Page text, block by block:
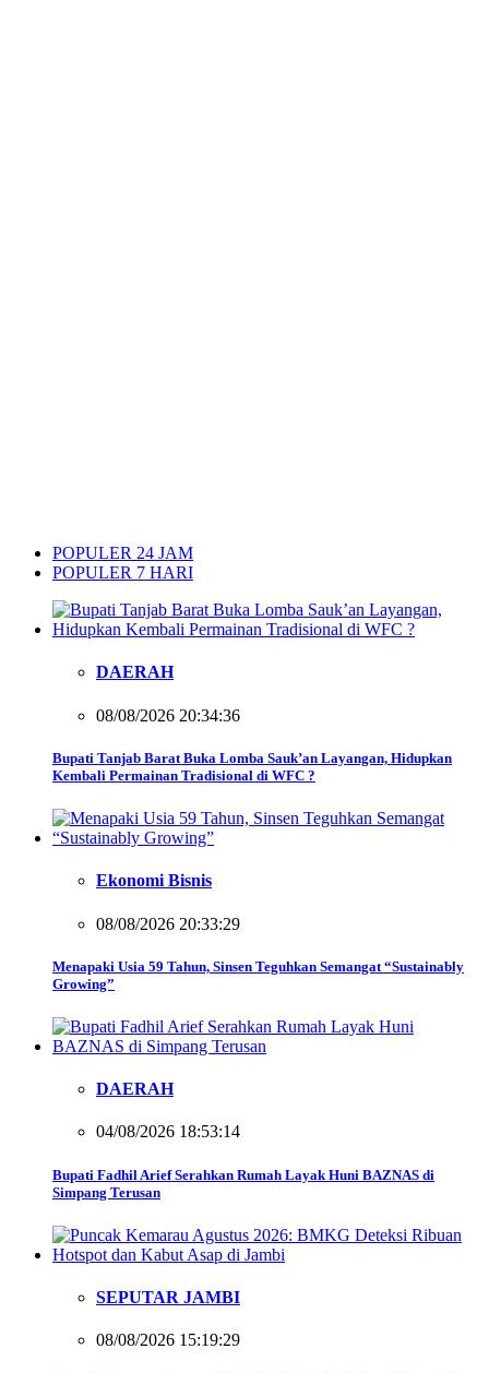
POPULER 24 JAM
POPULER 7 HARI
DAERAH
08/08/2026 20:34:36
Bupati Tanjab Barat Buka Lomba Sauk’an Layangan, Hidupkan
Kembali Permainan Tradisional di WFC ?
Ekonomi Bisnis
08/08/2026 20:33:29
Menapaki Usia 59 Tahun, Sinsen Teguhkan Semangat “Sustainably
Growing”
DAERAH
04/08/2026 18:53:14
Bupati Fadhil Arief Serahkan Rumah Layak Huni BAZNAS di
Simpang Terusan
SEPUTAR JAMBI
08/08/2026 15:19:29